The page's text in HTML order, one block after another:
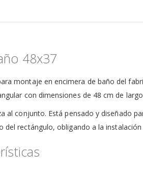
48x37
montaje en encimera de baño del
con dimensiones de 48 cm de
al conjunto. Está pensado y diseñado
rectángulo, obligando a la